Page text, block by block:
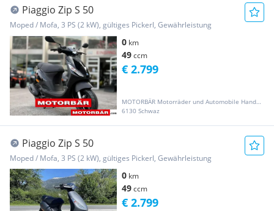
Piaggio Zip S 50
Moped / Mofa, 3 PS (2 kW), gültiges Pickerl, Gewährleistung
0 km
49ccm
MOTORBÄR Motorräder und Automobile Handelsgesellschaft m.b.H.
6130 Schwaz
€ 2.799
Piaggio Zip S 50
Moped / Mofa, 3 PS (2 kW), gültiges Pickerl, Gewährleistung
0 km
49ccm
€ 2.799